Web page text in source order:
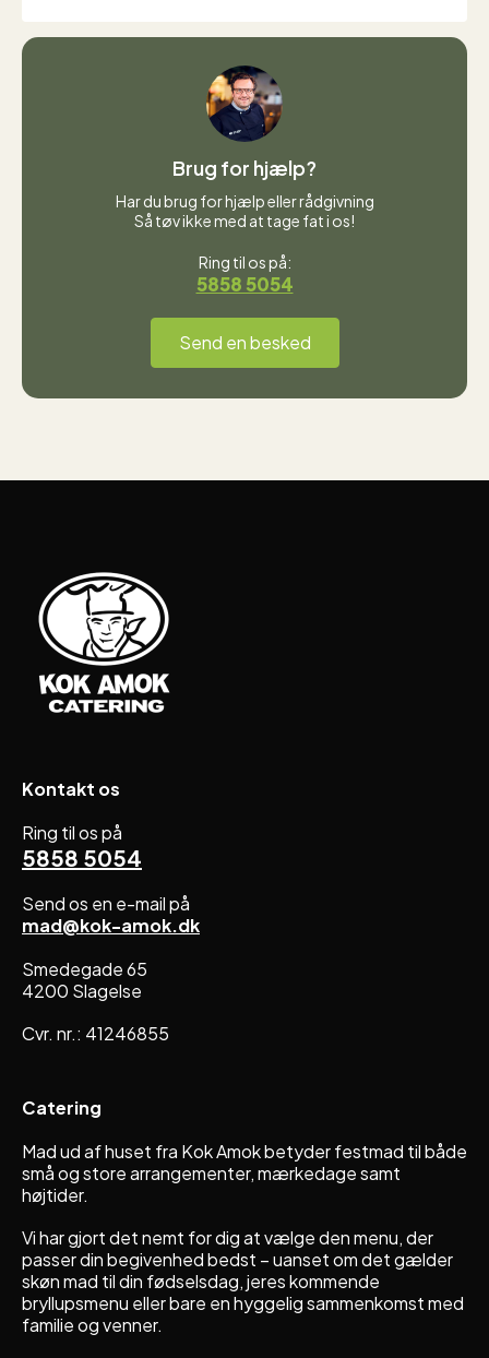
Brug for hjælp?
Har du brug for hjælp eller rådgivning
Så tøv ikke med at tage fat i os!
Ring til os på:
5858 5054
Send en besked
Kontakt os
Ring til os på
5858 5054
Send os en e-mail på
mad@kok-amok.dk
Smedegade 65
4200 Slagelse
Cvr. nr.: 41246855
Catering
Mad ud af huset fra Kok Amok betyder festmad til både
små og store arrangementer, mærkedage samt
højtider.
Vi har gjort det nemt for dig at vælge den menu, der
passer din begivenhed bedst – uanset om det gælder
skøn mad til din fødselsdag, jeres kommende
bryllupsmenu eller bare en hyggelig sammenkomst med
familie og venner.